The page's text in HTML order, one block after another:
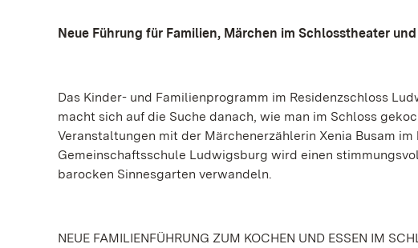
Neue Führung für Familien, Märchen im Schlosstheater
Das Kinder- und Familienprogramm im Residenzschloss
macht sich auf die Suche danach, wie man im Schloss
Veranstaltungen mit der Märchenerzählerin Xenia Busam
Gemeinschaftsschule Ludwigsburg wird einen
barocken Sinnesgarten verwandeln.
NEUE FAMILIENFÜHRUNG ZUM KOCHEN UND ESSEN IM